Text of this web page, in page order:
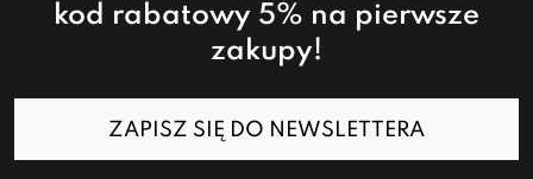
kod rabatowy 5% na pierwsze
zakupy!
ZAPISZ SIĘ DO NEWSLETTERA